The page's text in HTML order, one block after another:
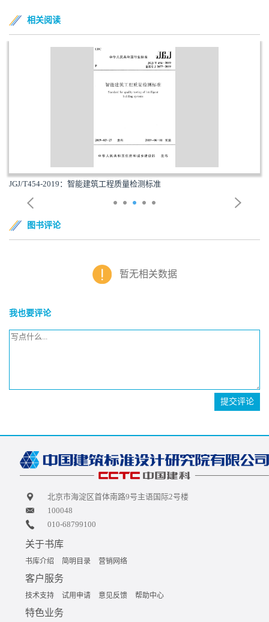
相关阅读
JGJ/T454-2019：智能建筑工程质量检测标准
图书评论
暂无相关数据
我也要评论
提交评论
北京市海淀区首体南路9号主语国际2号楼
100048
010-68799100
关于书库
书库介绍 简明目录 营销网络
客户服务
技术支持 试用申请 意见反馈 帮助中心
特色业务